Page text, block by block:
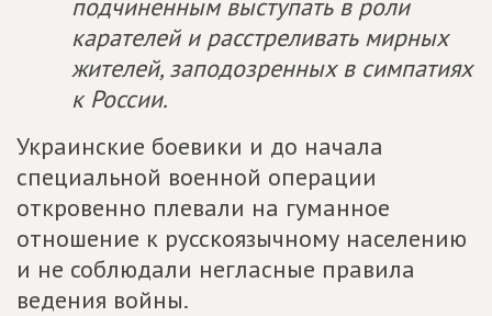
подчиненным выступать в роли
карателей и расстреливать мирных
жителей, заподозренных в симпатиях
к России.
Украинские боевики и до начала
специальной военной операции
откровенно плевали на гуманное
отношение к русскоязычному населению
и не соблюдали негласные правила
ведения войны.